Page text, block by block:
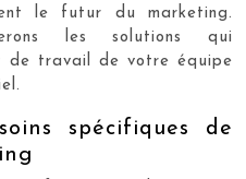
le futur du marketing.
les solutions qui
de travail de votre équipe
spécifiques de